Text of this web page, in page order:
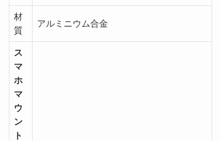
材
質
アルミニウム合金
ス
マ
ホ
マ
ウ
ン
ト